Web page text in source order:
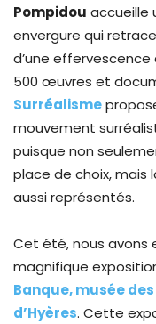
Pompidou accueille
envergure qui
d’une
500 œuvres et
Surréalisme
mouvement
puisque non
place de choix,
aussi représentés.
Cet été, nous avons
magnifique
Banque, musée
d’Hyères. Cette